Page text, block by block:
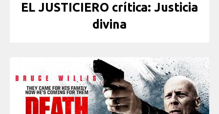
EL JUSTICIERO crítica: Justicia
divina